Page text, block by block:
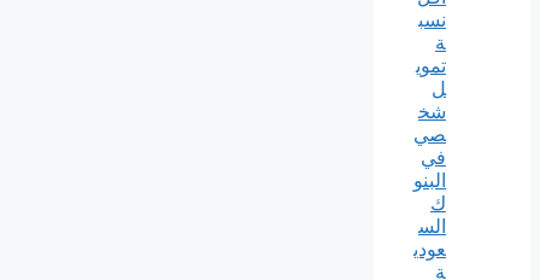
نسب
ة
تموي
ل
شخ
صي
في
البنو
ك
الس
عودي
ة